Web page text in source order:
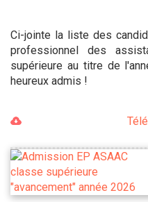
Ci-jointe la liste des
professionnel des
supérieure au titre de
heureux admis !